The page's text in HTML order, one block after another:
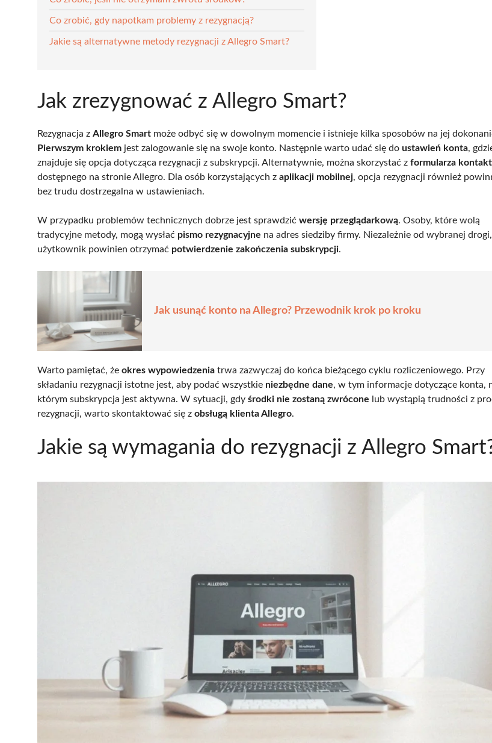
Co zrobić, gdy napotkam problemy z rezygnacją?
Jakie są alternatywne metody rezygnacji z Allegro Smart?
Jak zrezygnować z Allegro Smart?
Rezygnacja z Allegro Smart może odbyć się w dowolnym momencie i istnieje kilka sposobów na jej
Pierwszym krokiem jest zalogowanie się na swoje konto. Następnie warto udać się do ustawień konta,
znajduje się opcja dotycząca rezygnacji z subskrypcji. Alternatywnie, można skorzystać z formularza
dostępnego na stronie Allegro. Dla osób korzystających z aplikacji mobilnej, opcja rezygnacji również
bez trudu dostrzegalna w ustawieniach.
W przypadku problemów technicznych dobrze jest sprawdzić wersję przeglądarkową. Osoby, które wolą
tradycyjne metody, mogą wysłać pismo rezygnacyjne na adres siedziby firmy. Niezależnie od wybranej
użytkownik powinien otrzymać potwierdzenie zakończenia subskrypcji.
Jak usunąć konto na Allegro? Przewodnik krok po kroku
Warto pamiętać, że okres wypowiedzenia trwa zazwyczaj do końca bieżącego cyklu rozliczeniowego. Przy
składaniu rezygnacji istotne jest, aby podać wszystkie niezbędne dane, w tym informacje dotyczące konta,
którym subskrypcja jest aktywna. W sytuacji, gdy środki nie zostaną zwrócone lub wystąpią trudności z
rezygnacji, warto skontaktować się z obsługą klienta Allegro.
Jakie są wymagania do rezygnacji z Allegro